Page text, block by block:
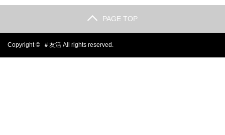
PAGE TOP
Copyright © ＃友活 All rights reserved.